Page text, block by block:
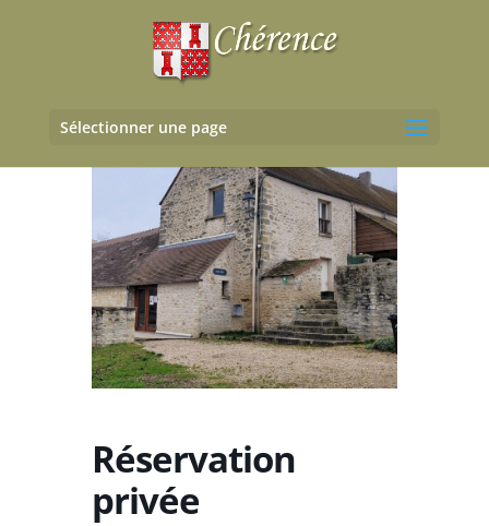
Sélectionner une page
Réservation
privée